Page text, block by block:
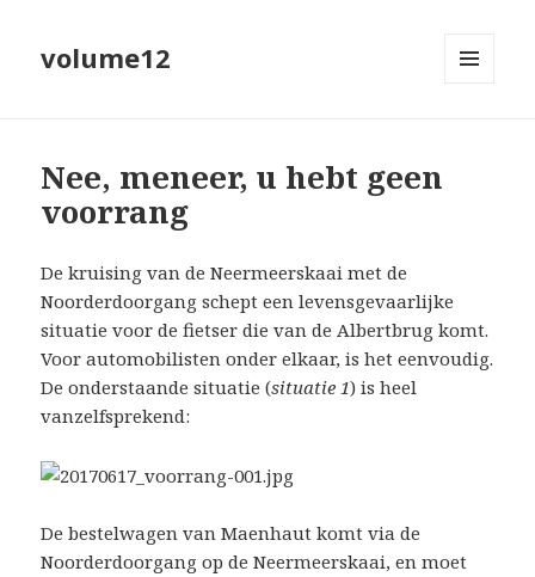
volume12
Nee, meneer, u hebt geen
voorrang
De kruising van de Neermeerskaai met de
Noorderdoorgang schept een levensgevaarlijke
situatie voor de fietser die van de Albertbrug komt.
Voor automobilisten onder elkaar, is het eenvoudig.
De onderstaande situatie (situatie 1) is heel
vanzelfsprekend:
De bestelwagen van Maenhaut komt via de
Noorderdoorgang op de Neermeerskaai, en moet